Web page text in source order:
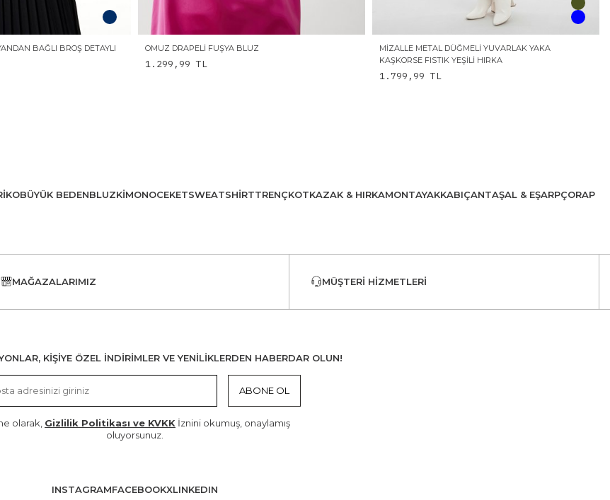
BAĞLI BROŞ DETAYLI
OMUZ DRAPELI FUŞYA BLUZ
1.299,99 TL
MIZALLE METAL DÜĞMELI YUVARLAK YAKA
KAŞKORSE FISTIK YEŞILI HIRKA
1.799,99 TL
BÜYÜK BEDENBLUZKIMONOCEKETSWEATSHIRTTRENÇKOTKAZAK & HIRKAMONTAYAKKABIÇANTAŞAL & EŞARPÇORAP
MAĞAZALARIMIZ MÜŞTERI HIZMETLERI
KİŞİYE ÖZEL İNDİRİMLER VE YENİLİKLERDEN HABERDAR OLUN!
ABONE OL
olarak, Gizlilik Politikası ve KVKK İznini okumuş, onaylamış
oluyorsunuz.
INSTAGRAMFACEBOOKXLINKEDIN